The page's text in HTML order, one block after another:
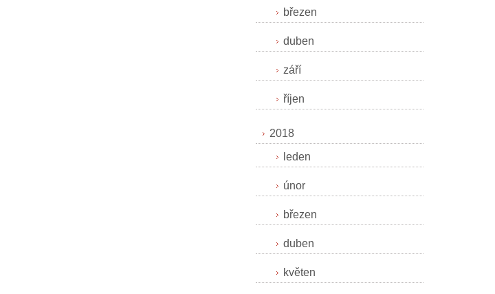
březen
duben
září
říjen
2018
leden
únor
březen
duben
květen